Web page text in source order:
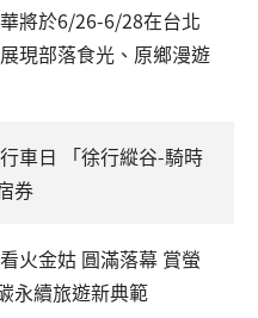
將於6/26-6/28在台北
現部落食光、原鄉漫遊
車日 「徐行縱谷-騎時
券
火金姑 圓滿落幕 賞螢
永續旅遊新典範